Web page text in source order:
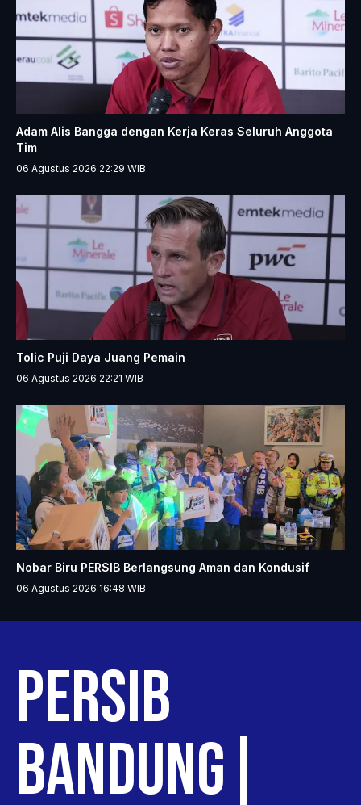
Adam Alis Bangga dengan Kerja Keras Seluruh Anggota
Tim
06 Agustus 2026 22:29 WIB
Tolic Puji Daya Juang Pemain
06 Agustus 2026 22:21 WIB
Nobar Biru PERSIB Berlangsung Aman dan Kondusif
06 Agustus 2026 16:48 WIB
PERSIB
BAND